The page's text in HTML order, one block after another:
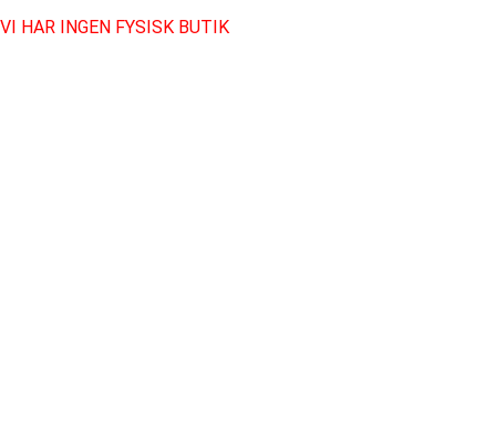
VI HAR INGEN FYSISK BUTIK